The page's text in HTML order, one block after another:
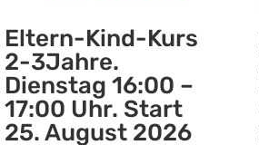
Eltern-Kind-Kurs
2-3Jahre.
Dienstag 16:00 –
17:00 Uhr. Start
25. August 2026